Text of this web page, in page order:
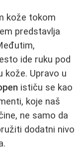
kože tokom
predstavlja
ide ruku pod
kože. Upravo u
ističu se kao
koje naš
ne samo da
dodatni nivo